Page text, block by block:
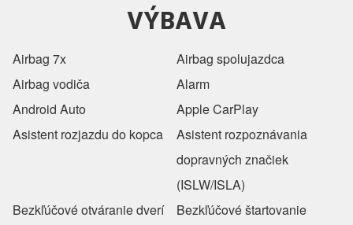
VÝBAVA
Airbag 7x
Airbag spolujazdca
Airbag vodiča
Alarm
Android Auto
Apple CarPlay
Asistent rozjazdu do kopca
Asistent rozpoznávania
dopravných značiek
(ISLW/ISLA)
Bezkľúčové otváranie dverí
Bezkľúčové štartovanie